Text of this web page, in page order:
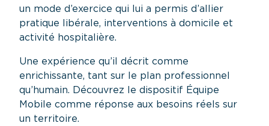
un mode d’exercice qui lui a permis d’allier
pratique libérale, interventions à domicile et
activité hospitalière.
Une expérience qu’il décrit comme
enrichissante, tant sur le plan professionnel
qu’humain. Découvrez le dispositif Équipe
Mobile comme réponse aux besoins réels sur
un territoire.